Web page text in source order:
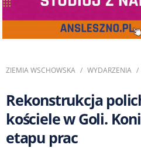
ZIEMIA WSCHOWSKA WYDARZENIA
Rekonstrukcja
kościele w Goli.
etapu prac